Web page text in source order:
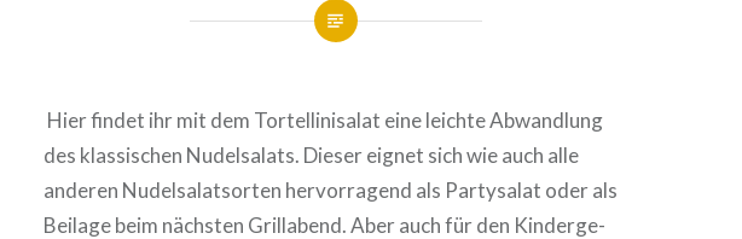
Hier findet ihr mit dem Tor­tel­li­ni­sa­lat eine leichte Abwand­lung
des klas­si­schen Nudel­sa­lats. Dieser eignet sich wie auch alle
anderen Nudel­sa­latsor­ten her­vor­ra­gend als Par­ty­sa­lat oder als
Beilage beim nächsten Grill­abend. Aber auch für den Kin­der­ge­